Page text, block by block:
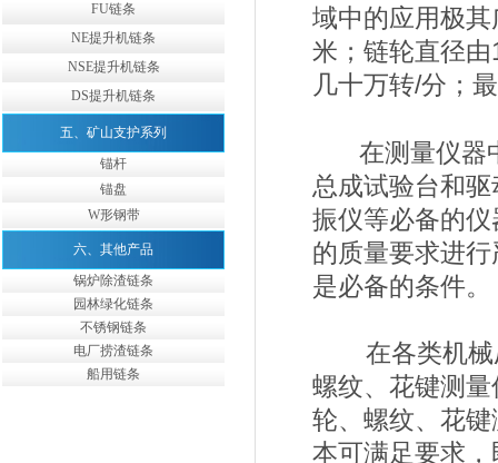
FU链条
NE提升机链条
NSE提升机链条
DS提升机链条
五、矿山支护系列
锚杆
锚盘
W形钢带
六、其他产品
锅炉除渣链条
园林绿化链条
不锈钢链条
电厂捞渣链条
船用链条
域中的应用极
米；链轮直径
几十万转/分；
在测量仪器中
总成试验台和
振仪等必备的
的质量要求进
是必备的条件。
在各类机械厂
螺纹、花键测
轮、螺纹、花
本可满足要求